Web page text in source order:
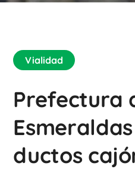
Vialidad
Prefectura
ductos